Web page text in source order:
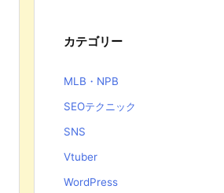
カテゴリー
MLB・NPB
SEOテクニック
SNS
Vtuber
WordPress